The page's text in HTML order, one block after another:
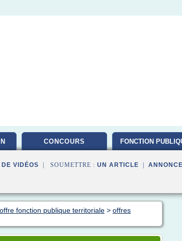
CONCOURS FONCTION
VIDÉOS | SOUMETTRE : UN ARTICLE
offre fonction publique territoriale > offres